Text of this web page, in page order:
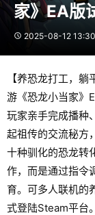
家》EA版
2025-08-12
【养恐龙打工，
游《恐龙小当家》
玩家亲手完成播种
起祖传的交流秘方
十种驯化的恐龙转
作，而是通过指令
育。可多人联机的
式登陆Steam平台。